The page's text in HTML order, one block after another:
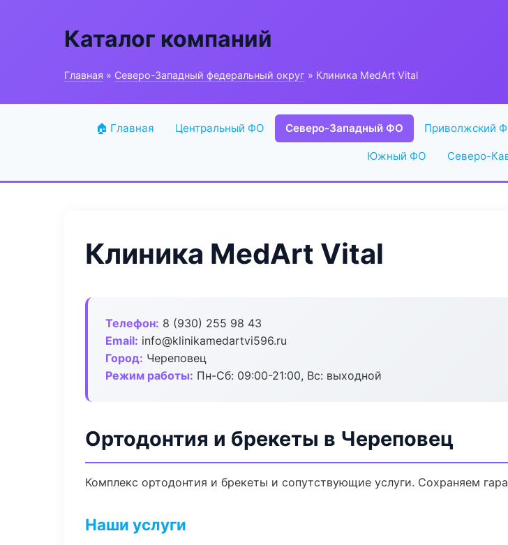
Каталог компаний
Главная » Северо-Западный федеральный округ » Клиника MedArt Vital
🏠 Главная Центральный ФО Северо-Западный ФО Приволжский
Южный ФО Северо-
Клиника MedArt Vital
Телефон: 8 (930) 255 98 43
Email: info@klinikamedartvi596.ru
Город: Череповец
Режим работы: Пн-Сб: 09:00-21:00, Вс: выходной
Ортодонтия и брекеты в Череповец
Комплекс ортодонтия и брекеты и сопутствующие услуги. Сохраняем
Наши услуги